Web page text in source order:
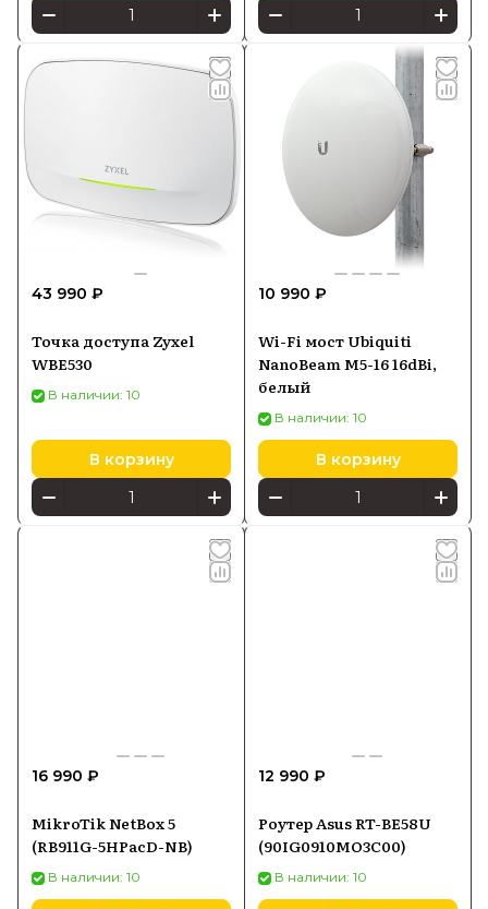
43 990 ₽
Точка доступа Zyxel
WBE530
В наличии: 10
В корзину
10 990 ₽
Wi-Fi мост Ubiquiti
NanoBeam M5-16 16dBi,
белый
В наличии: 10
В корзину
16 990 ₽
MikroTik NetBox 5
(RB911G-5HPacD-NB)
В наличии: 10
12 990 ₽
Роутер Asus RT-BE58U
(90IG0910MO3C00)
В наличии: 10